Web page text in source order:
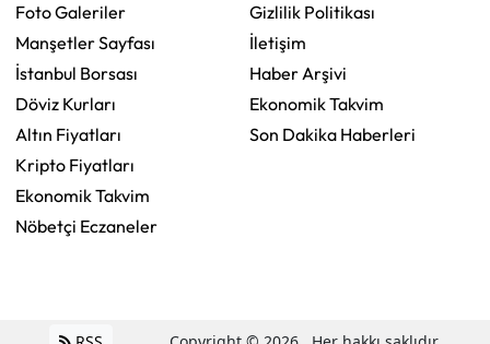
Foto Galeriler
Manşetler Sayfası
İstanbul Borsası
Döviz Kurları
Altın Fiyatları
Kripto Fiyatları
Ekonomik Takvim
Nöbetçi Eczaneler
Gizlilik Politikası
İletişim
Haber Arşivi
Ekonomik Takvim
Son Dakika Haberleri